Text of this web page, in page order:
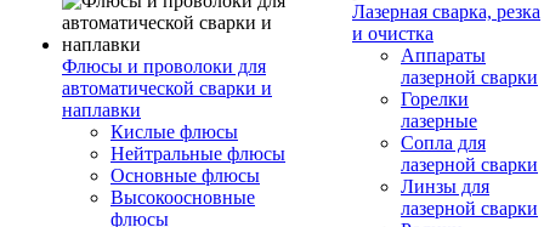
Флюсы и проволоки для
автоматической сварки и
наплавки
Кислые флюсы
Нейтральные флюсы
Основные флюсы
Высокоосновные
флюсы
Лазерная сварка, резка
и очистка
Аппараты
лазерной сварки
Горелки
лазерные
Сопла для
лазерной сварки
Линзы для
лазерной сварки